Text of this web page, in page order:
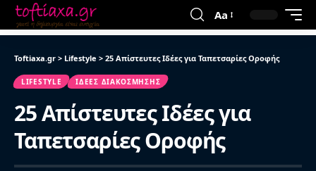
Aa
Toftiaxa.gr > Lifestyle > 25 Απίστευτες Ιδέες για Ταπετσαρίες Οροφής
LIFESTYLE ΙΔΈΕΣ ΔΙΑΚΌΣΜΗΣΗΣ
25 Απίστευτες Ιδέες για
Ταπετσαρίες Οροφής